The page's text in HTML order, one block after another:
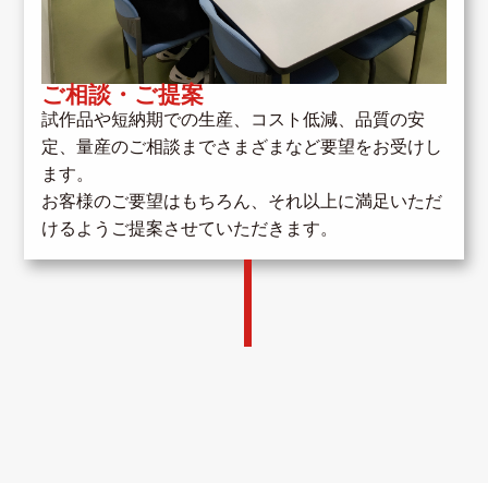
ご相談・ご提案
試作品や短納期での生産、コスト低減、品質の安
定、量産のご相談までさまざまなど要望をお受けし
ます。
お客様のご要望はもちろん、それ以上に満足いただ
けるようご提案させていただきます。